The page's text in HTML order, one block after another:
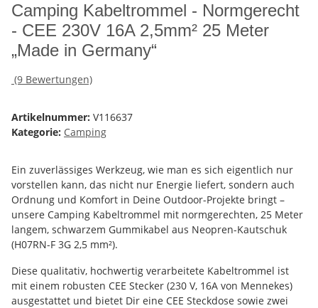
Camping Kabeltrommel - Normgerecht
- CEE 230V 16A 2,5mm² 25 Meter
„Made in Germany“
(9 Bewertungen)
Artikelnummer: V116637
Kategorie: Camping
Ein zuverlässiges Werkzeug, wie man es sich eigentlich nur
vorstellen kann, das nicht nur Energie liefert, sondern auch
Ordnung und Komfort in Deine Outdoor-Projekte bringt –
unsere Camping Kabeltrommel mit normgerechten, 25 Meter
langem, schwarzem Gummikabel aus Neopren-Kautschuk
(H07RN-F 3G 2,5 mm²).
Diese qualitativ, hochwertig verarbeitete Kabeltrommel ist
mit einem robusten CEE Stecker (230 V, 16A von Mennekes)
ausgestattet und bietet Dir eine CEE Steckdose sowie zwei